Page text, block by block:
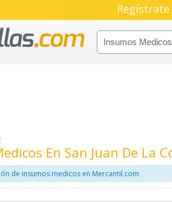
En San Juan De La
de insumos medicos en Mercantil.com